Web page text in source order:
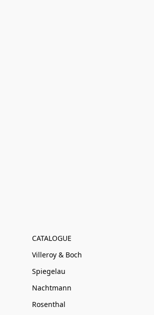
CATALOGUE
Villeroy & Boch
Spiegelau
Nachtmann
Rosenthal